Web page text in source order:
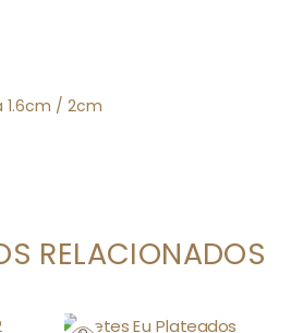
1.6cm / 2cm
RELACIONADOS